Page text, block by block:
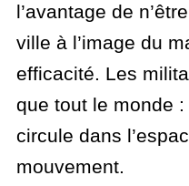
l’avantage de
ville à l’image du
efficacité. Les
que tout le monde
circule dans
mouvement.